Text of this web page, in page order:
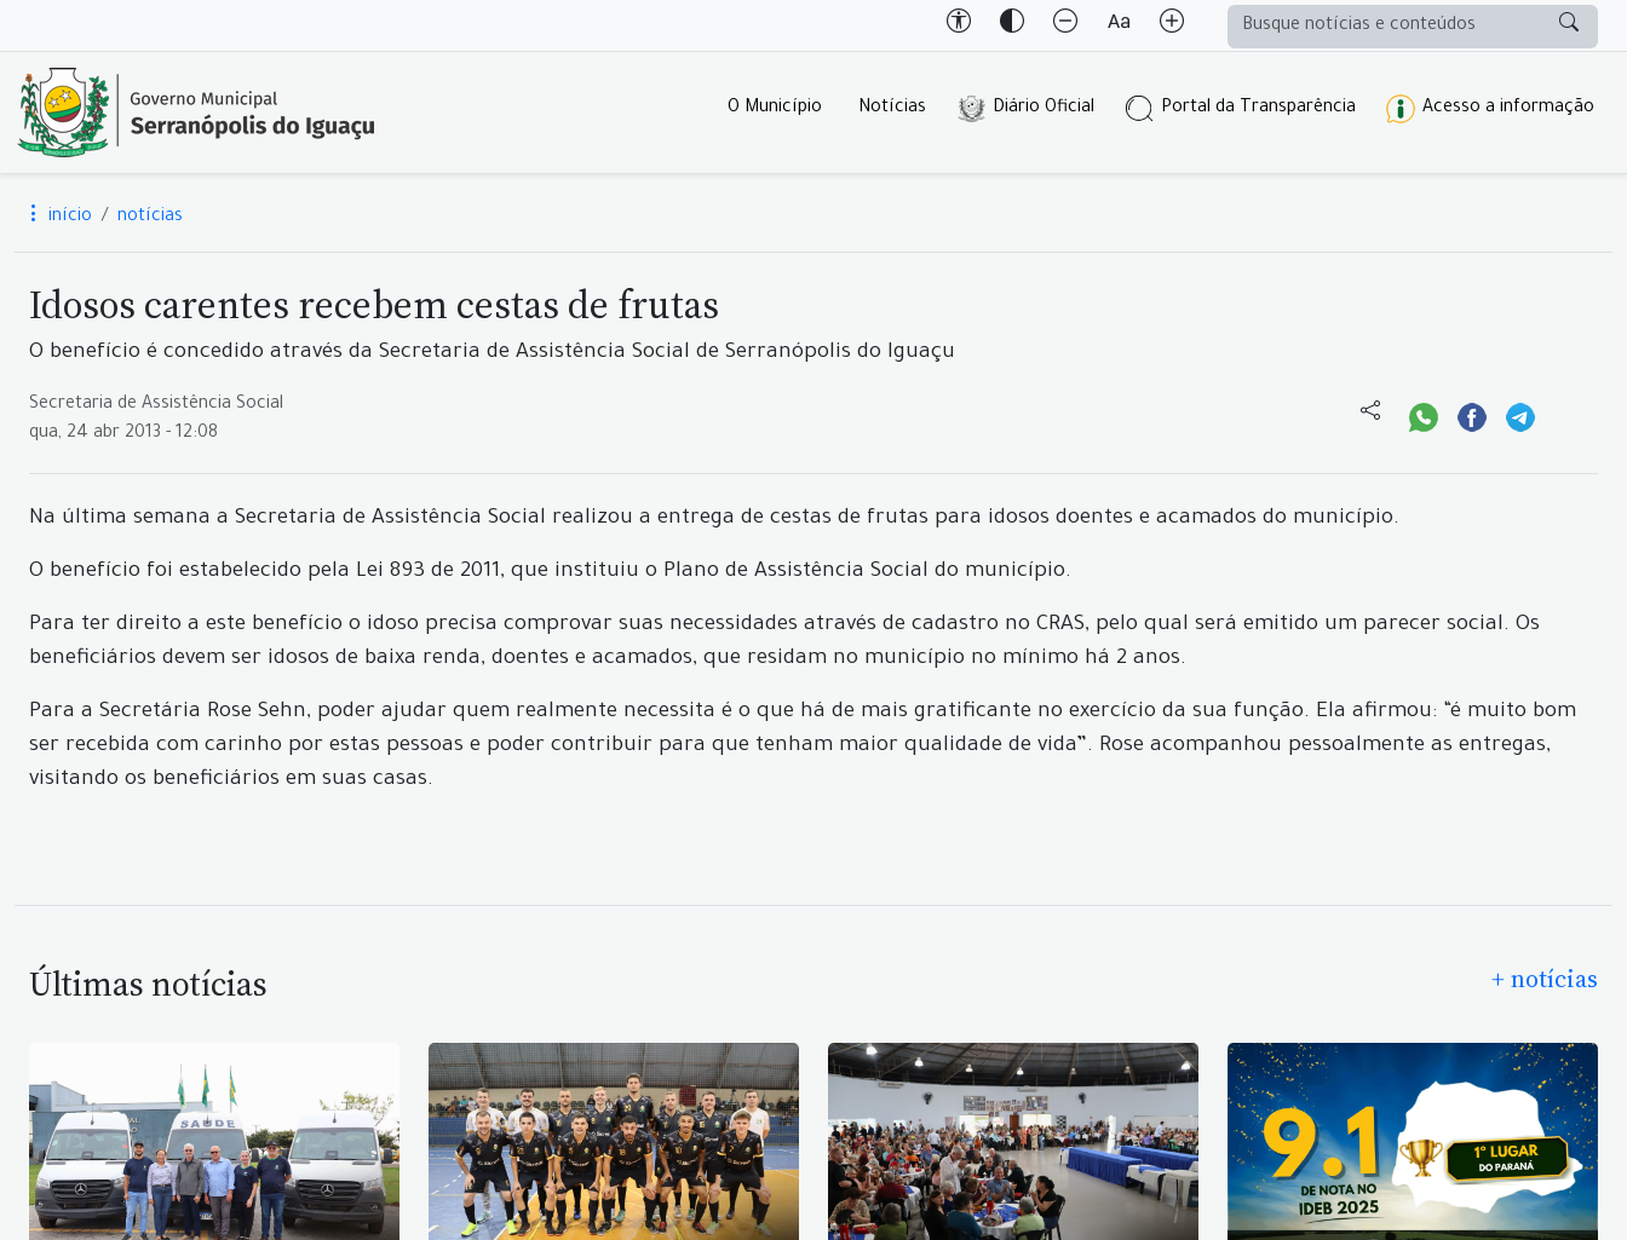
O Município Notícias Diário Oficial Portal da Transparência Acesso a informação
início notícias
Idosos carentes recebem cestas de frutas
O benefício é concedido através da Secretaria de Assistência Social de Serranópolis do Iguaçu
Secretaria de Assistência Social
qua, 24 abr 2013 - 12:08
Na última semana a Secretaria de Assistência Social realizou a entrega de cestas de frutas para idosos doentes e acamados do município.
O benefício foi estabelecido pela Lei 893 de 2011, que instituiu o Plano de Assistência Social do município.
Para ter direito a este benefício o idoso precisa comprovar suas necessidades através de cadastro no CRAS, pelo qual será emitido um parecer social. Os
beneficiários devem ser idosos de baixa renda, doentes e acamados, que residam no município no mínimo há 2 anos.
Para a Secretária Rose Sehn, poder ajudar quem realmente necessita é o que há de mais gratificante no exercício da sua função. Ela afirmou: “é muito bom
ser recebida com carinho por estas pessoas e poder contribuir para que tenham maior qualidade de vida”. Rose acompanhou pessoalmente as entregas,
visitando os beneficiários em suas casas.
Últimas notícias + notícias